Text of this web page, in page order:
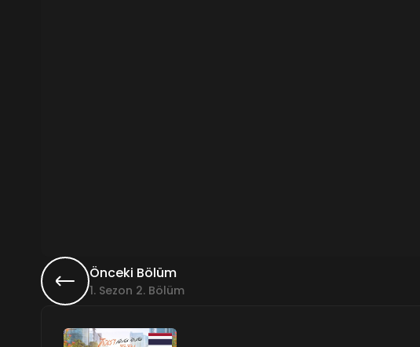
Önceki Bölüm
1. Sezon 2. Bölüm